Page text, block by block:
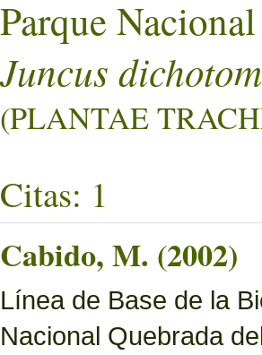
Parque
Juncus
(PLANTAE
Citas: 1
Cabido, M. (2002)
Línea de Base de la
Nacional Quebrada